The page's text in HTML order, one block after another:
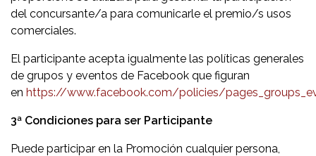
del concursante/a para comunicarle el premio/s usos
comerciales.
El participante acepta igualmente las políticas generales
de grupos y eventos de Facebook que figuran
en https://www.facebook.com/policies/
3ª Condiciones para ser Participante
Puede participar en la Promoción cualquier persona,